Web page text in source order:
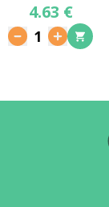
4.63 €
1